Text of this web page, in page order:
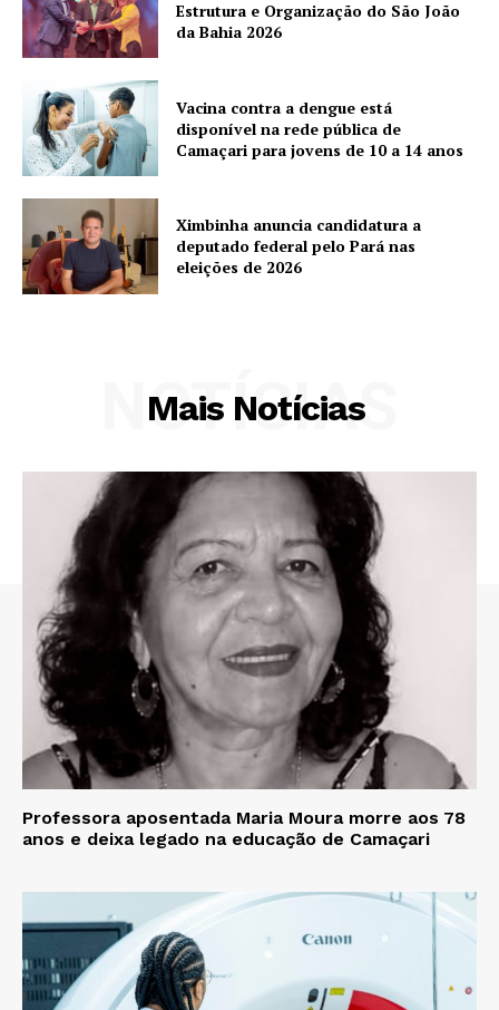
Estrutura e Organização do São João
da Bahia 2026
Vacina contra a dengue está
disponível na rede pública de
Camaçari para jovens de 10 a 14 anos
Ximbinha anuncia candidatura a
deputado federal pelo Pará nas
eleições de 2026
Mais Notícias
NOTÍCIAS
Professora aposentada Maria Moura morre aos 78
anos e deixa legado na educação de Camaçari